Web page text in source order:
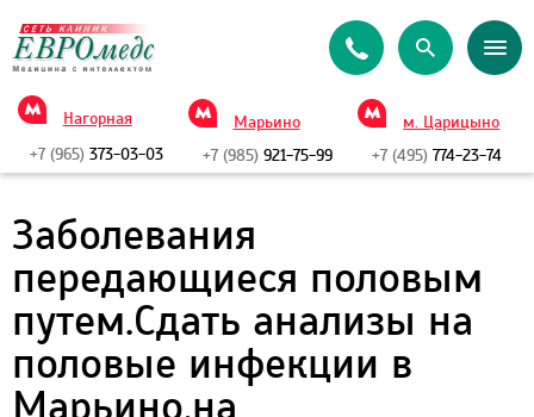
Нагорная
+7 (965) 373-03-03
Марьино
+7 (985)921-75-99
м. Царицыно
+7 (495) 774-23-74
Заболевания
передающиеся половым
путем.Сдать анализы на
половые инфекции в
Марьино,на